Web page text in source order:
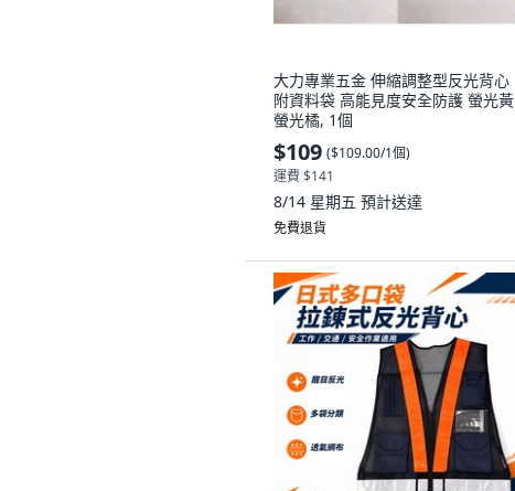
大力專業五金 伸縮調整型反光背心
附資料袋 高能見度安全防護 螢光黃
螢光橘, 1個
$109 ($109.00/1個)
運費 $141
8/14 星期五 預計送達
免費退貨